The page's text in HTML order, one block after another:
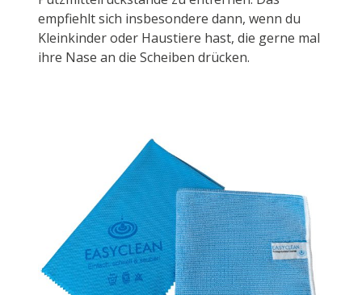
empfiehlt sich insbesondere dann, wenn du
Kleinkinder oder Haustiere hast, die gerne mal
ihre Nase an die Scheiben drücken.